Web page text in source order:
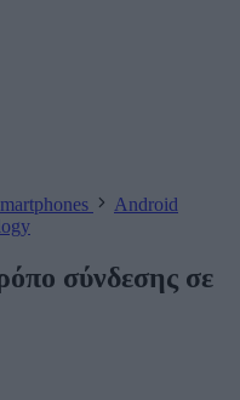
Android
σύνδεσης σε